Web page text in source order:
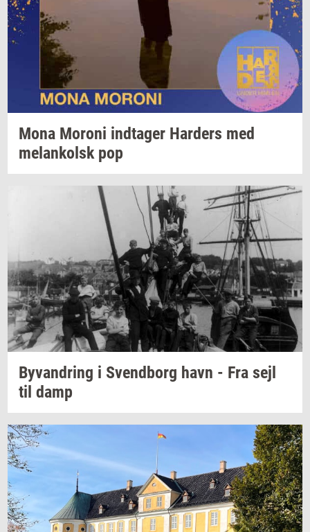
Mona Mor­o­ni ind­ta­ger Har­ders med
melan­kolskpop
Byvan­dring i Svend­borg havn - Fra sejl
til damp